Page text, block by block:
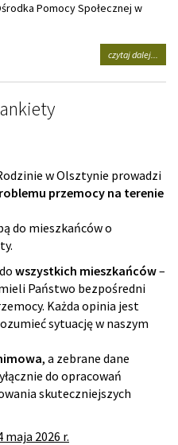
Pomocy Społecznej w
czytaj dalej...
w Olsztynie prowadzi
przemocy na terenie
do mieszkańców o
wszystkich mieszkańców–
Państwo bezpośredni
Każda opinia jest
sytuację w naszym
, a zebrane dane
do opracowań
skuteczniejszych
2026 r.